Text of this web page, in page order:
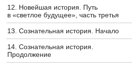
12. Новейшая история. Путь
в «светлое будущее», часть третья
13. Сознательная история. Начало
14. Сознательная история.
Продолжение